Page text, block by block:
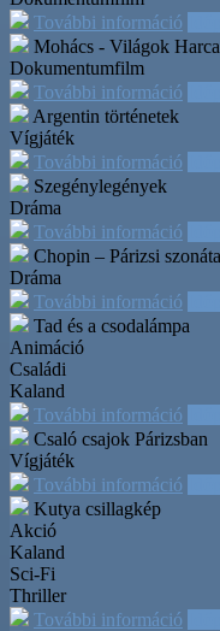
További információ
Mohács - Világok Harca
Dokumentumfilm
További információ
Argentin történetek
Vígjáték
További információ
Szegénylegények
Dráma
További információ
Chopin – Párizsi szonáta
Dráma
További információ
Tad és a csodalámpa
Animáció
Családi
Kaland
További információ
Csaló csajok Párizsban
Vígjáték
További információ
Kutya csillagkép
Akció
Kaland
Sci-Fi
Thriller
További információ